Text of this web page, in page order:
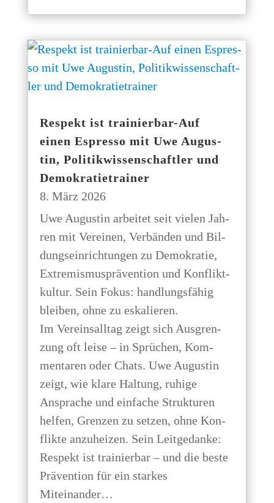
Respekt ist trai­­nier­­bar-Auf
einen Espres­so mit Uwe Augus­
tin, Poli­tik­wis­sen­schaft­ler und
Demokratietrainer
8. März 2026
Uwe Augus­tin arbei­tet seit vie­len Jah­
ren mit Ver­ei­nen, Ver­bän­den und Bil­
dungs­ein­rich­tun­gen zu Demo­kra­tie,
Extre­mis­mus­prä­ven­ti­on und Kon­flikt­
kul­tur. Sein Fokus: hand­lungs­fä­hig
blei­ben, ohne zu eskalieren.
Im Ver­eins­all­tag zeigt sich Aus­gren­
zung oft lei­se – in Sprü­chen, Kom­
men­ta­ren oder Chats. Uwe Augus­tin
zeigt, wie kla­re Hal­tung, ruhi­ge
Anspra­che und ein­fa­che Struk­tu­ren
hel­fen, Gren­zen zu set­zen, ohne Kon­
flik­te anzu­hei­zen. Sein Leit­ge­dan­ke:
Respekt ist trai­nier­bar – und die bes­te
Prä­ven­ti­on für ein star­kes
Miteinander…